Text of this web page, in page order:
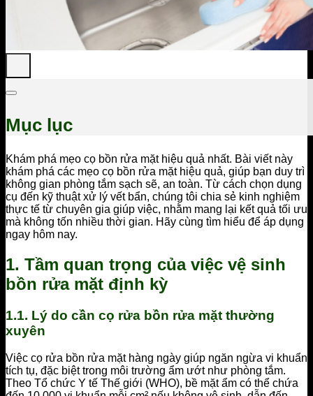
Mục lục
Khám phá mẹo cọ bồn rửa mặt hiệu quả nhất. Bài viết này
khám phá các mẹo cọ bồn rửa mặt hiệu quả, giúp bạn duy trì
không gian phòng tắm sạch sẽ, an toàn. Từ cách chọn dụng
cụ đến kỹ thuật xử lý vết bẩn, chúng tôi chia sẻ kinh nghiệm
thực tế từ chuyên gia giúp việc, nhằm mang lại kết quả tối ưu
mà không tốn nhiều thời gian. Hãy cùng tìm hiểu để áp dụng
ngay hôm nay.
1. Tầm quan trọng của việc vệ sinh
bồn rửa mặt định kỳ
1.1. Lý do cần cọ rửa bồn rửa mặt thường
xuyên
Việc cọ rửa bồn rửa mặt hàng ngày giúp ngăn ngừa vi khuẩn
tích tụ, đặc biệt trong môi trường ẩm ướt như phòng tắm.
Theo Tổ chức Y tế Thế giới (WHO), bề mặt ẩm có thể chứa